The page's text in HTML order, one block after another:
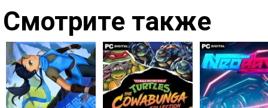
Смотрите также